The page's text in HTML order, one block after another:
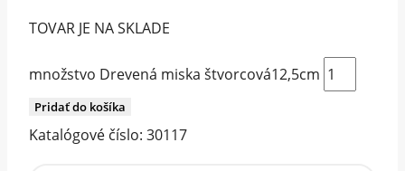
TOVAR JE NA SKLADE
množstvo Drevená miska štvorcová12,5cm
Pridať do košíka
Katalógové číslo: 30117